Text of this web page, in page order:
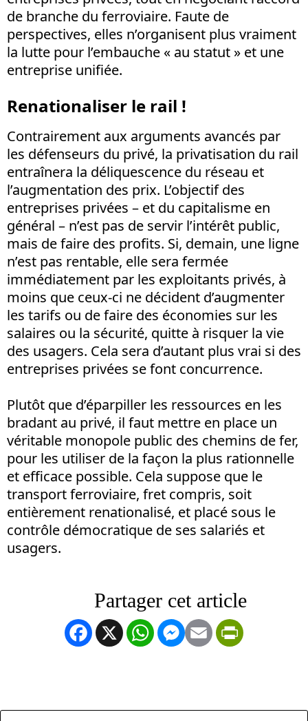
de branche du ferroviaire. Faute de
perspectives, elles n’organisent plus vraiment
la lutte pour l’embauche « au statut » et une
entreprise unifiée.
Renationaliser le rail !
Contrairement aux arguments avancés par
les défenseurs du privé, la privatisation du rail
entraînera la déliquescence du réseau et
l’augmentation des prix. L’objectif des
entreprises privées – et du capitalisme en
général – n’est pas de servir l’intérêt public,
mais de faire des profits. Si, demain, une ligne
n’est pas rentable, elle sera fermée
immédiatement par les exploitants privés, à
moins que ceux-ci ne décident d’augmenter
les tarifs ou de faire des économies sur les
salaires ou la sécurité, quitte à risquer la vie
des usagers. Cela sera d’autant plus vrai si des
entreprises privées se font concurrence.
Plutôt que d’éparpiller les ressources en les
bradant au privé, il faut mettre en place un
véritable monopole public des chemins de fer,
pour les utiliser de la façon la plus rationnelle
et efficace possible. Cela suppose que le
transport ferroviaire, fret compris, soit
entièrement renationalisé, et placé sous le
contrôle démocratique de ses salariés et
usagers.
Facebook
X WhatsApp
Messenger
Email